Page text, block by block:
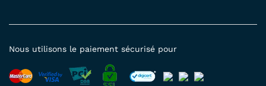
Nous utilisons le paiement sécurisé pour